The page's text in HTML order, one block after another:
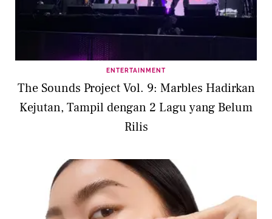
ENTERTAINMENT
The Sounds Project Vol. 9: Marbles Hadirkan
Kejutan, Tampil dengan 2 Lagu yang Belum
Rilis